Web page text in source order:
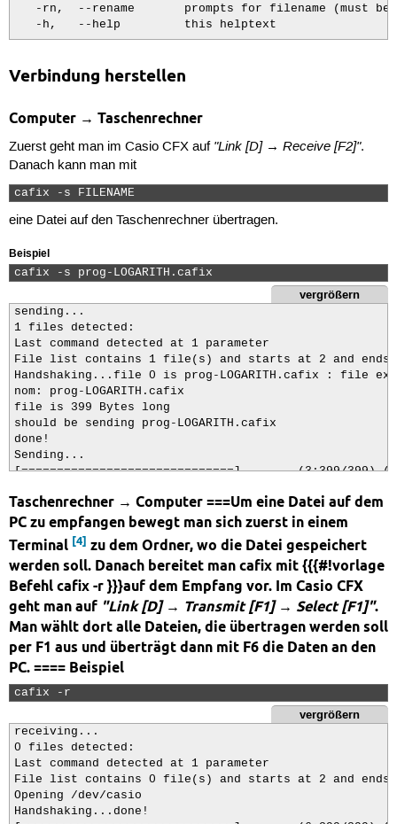
-rn,  --rename       prompts for filename (must be
   -h,   --help         this helptext
maybe others as well.
Verbindung herstellen
Computer → Taschenrechner
Zuerst geht man im Casio CFX auf "Link [D] → Receive [F2]".
Danach kann man mit
cafix -s FILENAME
eine Datei auf den Taschenrechner übertragen.
Beispiel
cafix -s prog-LOGARITH.cafix
vergrößern
sending...
1 files detected:
Last command detected at 1 parameter
File list contains 1 file(s) and starts at 2 and ends
Handshaking...file 0 is prog-LOGARITH.cafix : file
nom: prog-LOGARITH.cafix
file is 399 Bytes long
should be sending prog-LOGARITH.cafix
done!
Sending...
[==============================]        (3:399/399)
status became 16
Taschenrechner → Computer ===Um eine Datei auf dem
PC zu empfangen bewegt man sich zuerst in einem
Terminal [4] zu dem Ordner, wo die Datei gespeichert
werden soll. Danach bereitet man cafix mit {{{#!vorlage
Befehl cafix -r }}}auf dem Empfang vor. Im Casio CFX
geht man auf "Link [D] → Transmit [F1] → Select [F1]".
Man wählt dort alle Dateien, die übertragen werden soll
per F1 aus und überträgt dann mit F6 die Daten an den
PC. ==== Beispiel
cafix -r
vergrößern
receiving...
0 files detected:
Last command detected at 1 parameter
File list contains 0 file(s) and starts at 2 and ends
Opening /dev/casio
Handshaking...done!